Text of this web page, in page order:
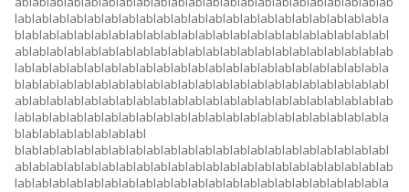
lablablablablablablablablablablablablablablablablablablablablabla
blablablablablablablablablablablablablablablablablablablablablabl
ablablablablablablablablablablablablablablablablablablablablablab
lablablablablablablablablablablablablablablablablablablablablabla
blablablablablablablablablablablablablablablablablablablablablabl
ablablablablablablablablablablablablablablablablablablablablablab
lablablablablablablablablablablablablablablablablablablablablabla
blablablablablablablabl
blablablablablablablablablablablablablablablablablablablablablabl
ablablablablablablablablablablablablablablablablablablablablablab
lablablablablablablablablablablablablablablablablablablablablabla